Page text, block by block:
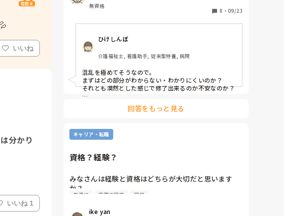
質問主
いいね
分かり
いいね 1
無資格
8 ・ 09/23
ひけしんぼ
介護福祉士, 看護助手, 従来型特養, 病院
混乱を極めてそうなので。
まずはどの部分がわからない・わかりにくいのか？
それとも漠然とした感じで修了出来るのか不安なのか？
研修は落とすためのものではなく、理解してもらうため
で自分の中で納得・理解出来ないところに付箋やマーク
をしておきましょう。その後、研修で解決出来なかった
とおもいます。と言っても私は実務者研修を受けたこと
回答をもっと見る
キャリア・転職
資格？経験？
みなさんは経験と資格はどちらが大切だと思います
か？
経験20年無資格か経験1年未満実務者研修みたいに極
無資格 実務者研修 研修
ike yan